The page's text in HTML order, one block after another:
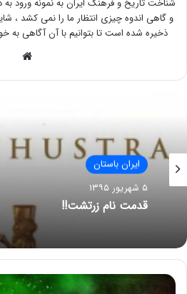
شناخت تاریخ و فرهنگ ایران به نمونه ورود
و گاهی اندوه چیزی انتظار ما را نمی کشد ،
ذخیره شده است تا بتوانیم با آن آگاهی به
ایران باستان
۵ شهریور ۱۳۹۵
قدمت نام زرتشت!!